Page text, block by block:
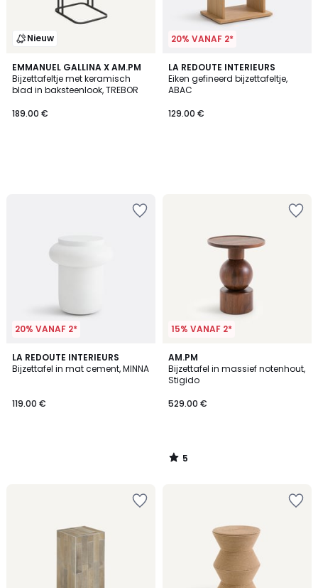
Nieuw
EMMANUEL GALLINA X AM.PM
Bijzettafeltje met keramisch
blad in baksteenlook, TREBOR
189.00 €
20% VANAF 2*
LA REDOUTE INTERIEURS
Eiken gefineerd bijzettafeltje,
ABAC
129.00 €
20% VANAF 2*
LA REDOUTE INTERIEURS
Bijzettafel in mat cement, MINNA
119.00 €
15% VANAF 2*
AM.PM
Bijzettafel in massief notenhout,
Stigido
529.00 €
5
/
5
5
/